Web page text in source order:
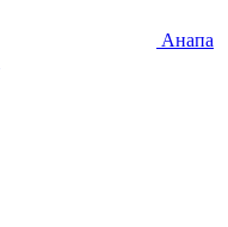
Анапа